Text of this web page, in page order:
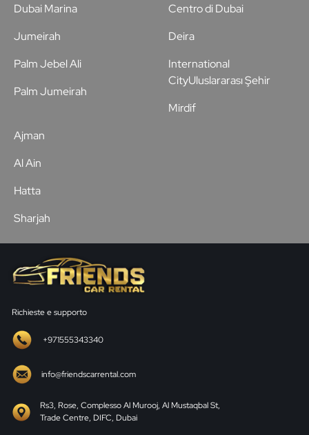
Dubai Marina
Jumeirah
Palm Jebel Ali
Palm Jumeirah
Centro di Dubai
Deira
International
CityUluslararası Şehir
Mirdif
Ajman
Al Ain
Hatta
Sharjah
Richieste e supporto
+971555343340
info@friendscarrental.com
Rs3, Rose, Complesso Al Murooj, Al Mustaqbal St,
Trade Centre, DIFC, Dubai